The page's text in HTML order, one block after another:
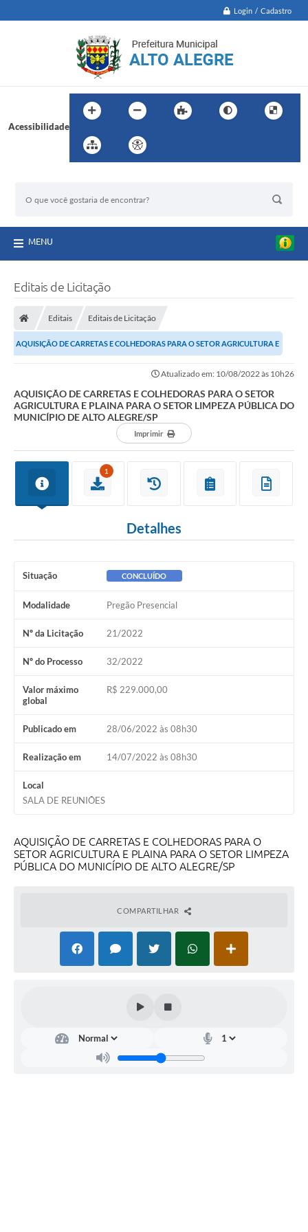
Login / Cadastro
Acessibilidade
MENU
Editais de Licitação
Editais Editais de Licitação
AQUISIÇÃO DE CARRETAS E COLHEDORAS PARA O SETOR AGRICULTURA E
Atualizado em: 10/08/2022 às 10h26
AQUISIÇÃO DE CARRETAS E COLHEDORAS PARA O SETOR
AGRICULTURA E PLAINA PARA O SETOR LIMPEZA PÚBLICA DO
MUNICÍPIO DE ALTO ALEGRE/SP
Imprimir
1
Detalhes
Situação CONCLUÍDO
Modalidade Pregão Presencial
Nº da Licitação 21/2022
Nº do Processo 32/2022
Valor máximo
global
R$ 229.000,00
Publicado em 28/06/2022 às 08h30
Realização em 14/07/2022 às 08h30
Local
SALA DE REUNIÕES
AQUISIÇÃO DE CARRETAS E COLHEDORAS PARA O
SETOR AGRICULTURA E PLAINA PARA O SETOR LIMPEZA
PÚBLICA DO MUNICÍPIO DE ALTO ALEGRE/SP
COMPARTILHAR